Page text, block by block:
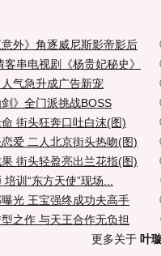
外》角逐威尼斯影帝影后
串电视剧《杨贵妃秘史》
气急升成广告新宠
》全门派挑战BOSS
街头狂奔口吐白沫(图)
爱 二人北京街头热吻(图)
街头轻盈亮出兰花指(图)
训“东方天使”现场...
光 王宝强终成功夫高手
之作 与天王合作无负担
更多关于 叶